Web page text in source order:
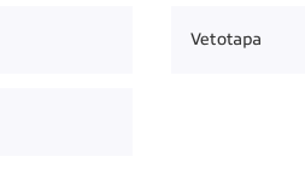
Vetotapa